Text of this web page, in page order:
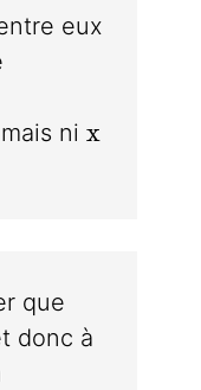
eux
mais ni x
x
que
donc à